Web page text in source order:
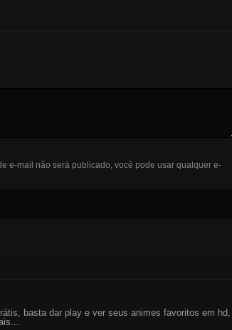
e-mail não será publicado, você pode usar qualquer e-
basta dar play e ver seus animes favoritos em